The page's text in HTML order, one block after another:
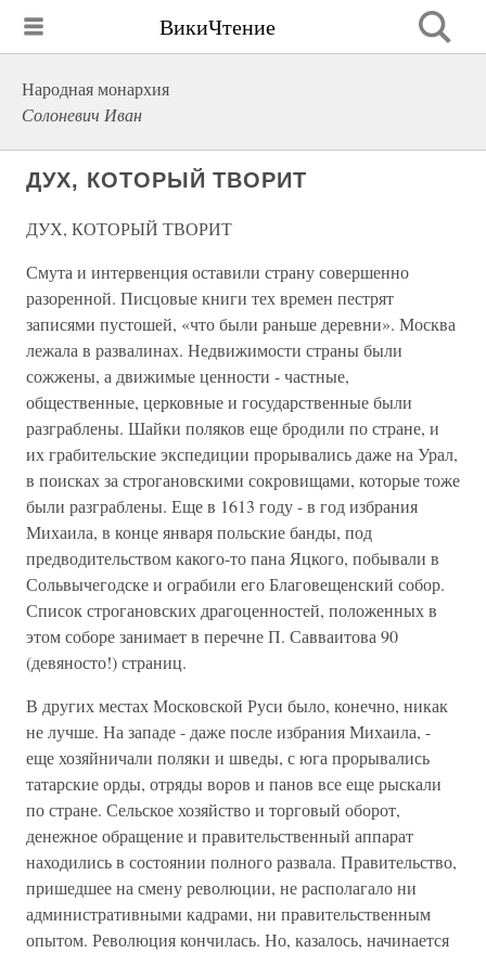
ВикиЧтение
Народная монархия
Солоневич Иван
ДУХ, КОТОРЫЙ ТВОРИТ
ДУХ, КОТОРЫЙ ТВОРИТ
Смута и интервенция оставили страну совершенно
разоренной. Писцовые книги тех времен пестрят
записями пустошей, «что были раньше деревни». Москва
лежала в развалинах. Недвижимости страны были
сожжены, а движимые ценности - частные,
общественные, церковные и государственные были
разграблены. Шайки поляков еще бродили по стране, и
их грабительские экспедиции прорывались даже на Урал,
в поисках за строгановскими сокровищами, которые тоже
были разграблены. Еще в 1613 году - в год избрания
Михаила, в конце января польские банды, под
предводительством какого-то пана Яцкого, побывали в
Сольвычегодске и ограбили его Благовещенский собор.
Список строгановских драгоценностей, положенных в
этом соборе занимает в перечне П. Савваитова 90
(девяносто!) страниц.
В других местах Московской Руси было, конечно, никак
не лучше. На западе - даже после избрания Михаила, -
еще хозяйничали поляки и шведы, с юга прорывались
татарские орды, отряды воров и панов все еще рыскали
по стране. Сельское хозяйство и торговый оборот,
денежное обращение и правительственный аппарат
находились в состоянии полного развала. Правительство,
пришедшее на смену революции, не располагало ни
административными кадрами, ни правительственным
опытом. Революция кончилась. Но, казалось, начинается